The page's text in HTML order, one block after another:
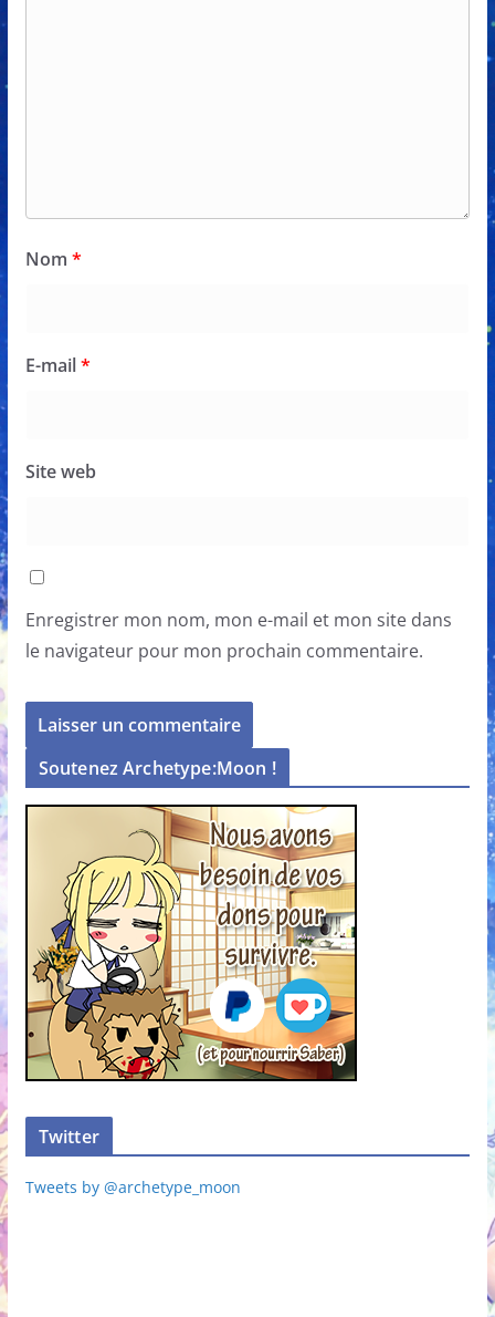
Nom *
E-mail*
Site web
Enregistrer mon nom, mon e-mail et mon site dans
le navigateur pour mon prochain commentaire.
Soutenez Archetype:Moon !
Twitter
Tweets by @archetype_moon